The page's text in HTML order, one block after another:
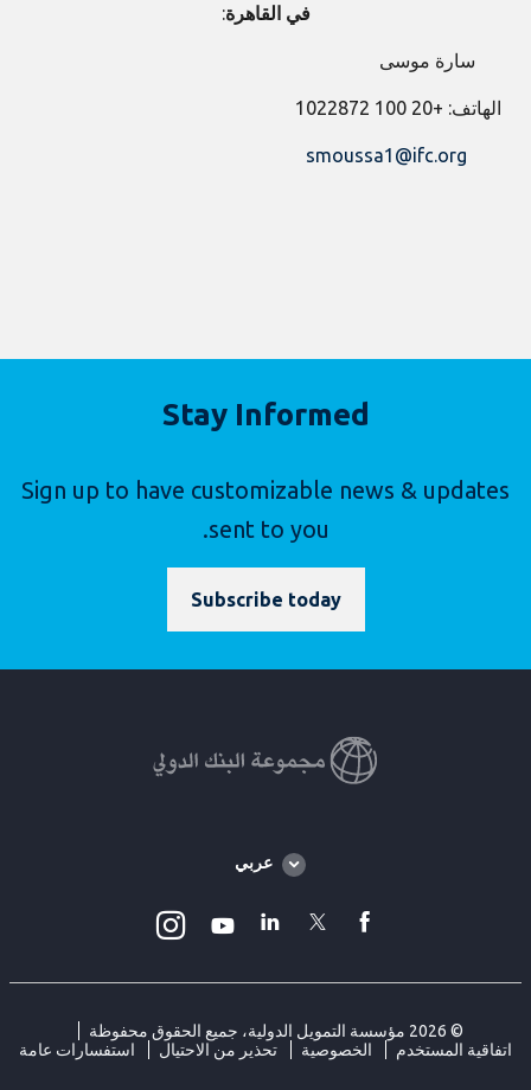
في القاهرة:
سارة موسى
الهاتف: +20 100 1022872
Stay Informed
Sign up to have customizable news & updates
sent to you.
Subscribe today
Global
language
عربي
facebook
Twitter
Linkedin
Youtube
© 2026 مؤسسة التمويل الدولية، جميع الحقوق محفوظة
اتفاقية المستخدم
الخصوصية تحذير من الاحتيال استفسارات عامة